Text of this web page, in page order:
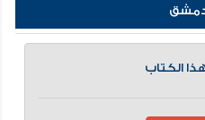
دمشق
الكتاب